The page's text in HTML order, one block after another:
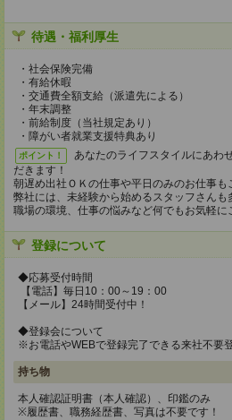
待遇・福利厚生
・社会保険完備
・有給休暇
・交通費全額支給（派遣先による）
・年末調整
・前給制度（当社規定あり）
・障がい者就業支援特典あり
ポイント！
あなたのライフスタイルにあわ
だきます！
朝遅め出社ＯＫの仕事や平日のみのお仕事も
弊社には、未経験から始めるスタッフさんも
職場の環境、仕事の悩みなど何でもお気軽に
登録について
◆応募受付時間
【電話】毎日10：00～19：00
【メール】24時間受付中！
◆登録会について
※お電話やWEBで登録完了できる来社不要
持ち物
本人確認証明書（本人確認）、印鑑のみ
※履歴書、職務経歴書、写真は不要です！